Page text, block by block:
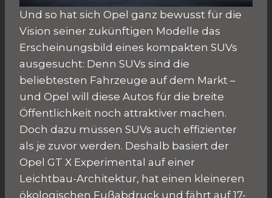
Und so hat sich Opel ganz bewusst für die
Vision seiner zukünftigen Modelle das
Erscheinungsbild eines kompakten SUVs
ausgesucht: Denn SUVs sind die
beliebtesten Fahrzeuge auf dem Markt –
und Opel will diese Autos für die breite
Öffentlichkeit noch attraktiver machen.
Doch dazu müssen SUVs auch effizienter
als je zuvor werden. Deshalb basiert der
Opel GT X Experimental auf einer
Leichtbau-Architektur, hat einen kleineren
ökologischen Fußabdruck und fährt auf 17-